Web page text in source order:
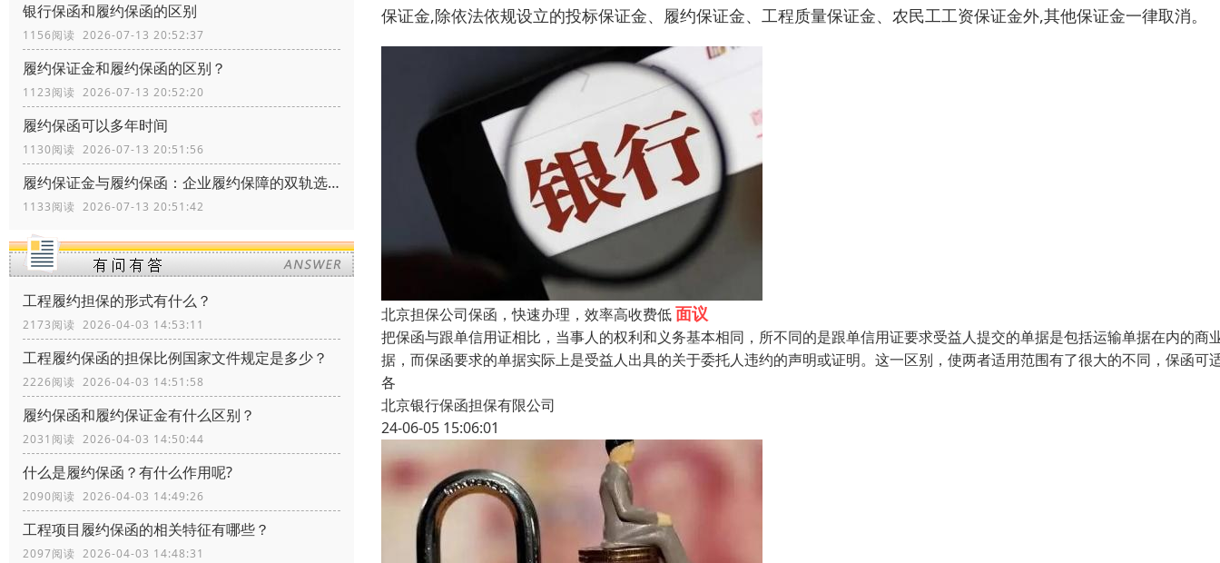
银行保函和履约保函的区别
1156阅读 2026-07-13 20:52:37
履约保证金和履约保函的区别？
1123阅读 2026-07-13 20:52:20
履约保函可以多年时间
1130阅读 2026-07-13 20:51:56
履约保证金与履约保函：企业履约保障的双轨选择
1133阅读 2026-07-13 20:51:42
工程履约担保的形式有什么？
2173阅读 2026-04-03 14:53:11
工程履约保函的担保比例国家文件规定是多少？
2226阅读 2026-04-03 14:51:58
履约保函和履约保证金有什么区别？
2031阅读 2026-04-03 14:50:44
什么是履约保函？有什么作用呢?
2090阅读 2026-04-03 14:49:26
工程项目履约保函的相关特征有哪些？
2097阅读 2026-04-03 14:48:31
保证金,除依法依规设立的投标保证金、履约保证金、工程质量保证金、农民工工资保证金外,其他保证金一律取消。
北京担保公司保函，快速办理，效率高收费低面议
把保函与跟单信用证相比，当事人的权利和义务基本相同，所不同的是跟单信用证要求受益人提交的单据是包括运输单据在内的商
据，而保函要求的单据实际上是受益人出具的关于委托人违约的声明或证明。这一区别，使两者适用范围有了很大的不同，保函可
各
北京银行保函担保有限公司
24-06-05 15:06:01